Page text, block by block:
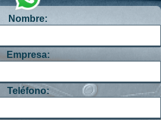
Nombre:
Empresa:
Teléfono: